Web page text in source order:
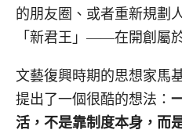
的朋友圈、或者重新規劃
「新君王」——在開創屬
文藝復興時期的思想家馬
提出了一個很酷的想法：
活，不是靠制度本身，而